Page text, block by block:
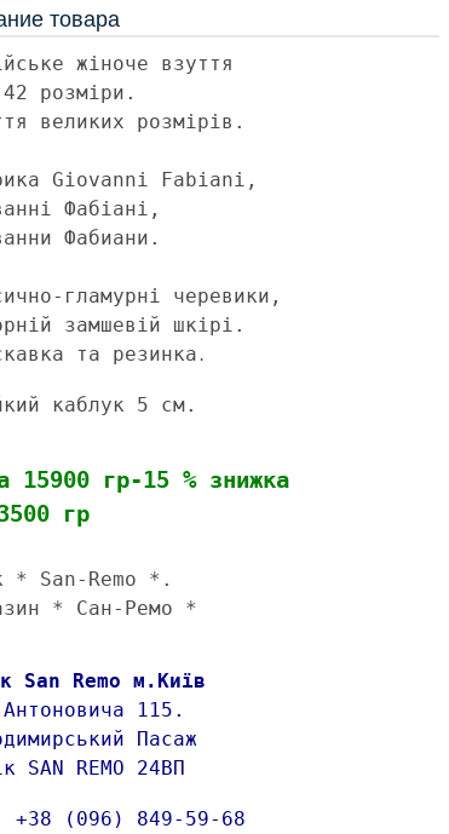
товара
жіноче взуття
розміри.
великих розмірів.
Giovanni Fabiani,
Фабіані,
Фабиани.
гламурні черевики,
замшевій шкірі.
та резинка .
каблук 5 см.
15900 гр-15 % знижка
гр
* San-Remo *.
* Сан-Ремо *
San Remo м.Київ
115.
Пасаж
SAN REMO 24ВП
+38 (096) 849-59-68